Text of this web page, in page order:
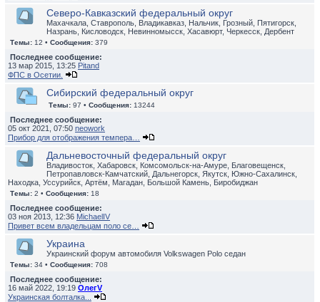
Северо-Кавказский федеральный округ
Махачкала, Ставрополь, Владикавказ, Нальчик, Грозный, Пятигорск,
Назрань, Кисловодск, Невинномысск, Хасавюрт, Черкесск, Дербент
Темы: 12 • Сообщения: 379
Последнее сообщение:
13 мар 2015, 13:25 Pitand
ФПС в Осетии.
Сибирский федеральный округ
Темы: 97 • Сообщения: 13244
Последнее сообщение:
05 окт 2021, 07:50 neowork
Прибор для отображения темпера…
Дальневосточный федеральный округ
Владивосток, Хабаровск, Комсомольск-на-Амуре, Благовещенск,
Петропавловск-Камчатский, Дальнегорск, Якутск, Южно-Сахалинск,
Находка, Уссурийск, Артём, Магадан, Большой Камень, Биробиджан
Темы: 2 • Сообщения: 18
Последнее сообщение:
03 ноя 2013, 12:36 MichaelIV
Привет всем владельцам поло се…
Украина
Украинский форум автомобиля Volkswagen Polo седан
Темы: 34 • Сообщения: 708
Последнее сообщение:
16 май 2022, 19:19 ОлегV
Украинская болталка...